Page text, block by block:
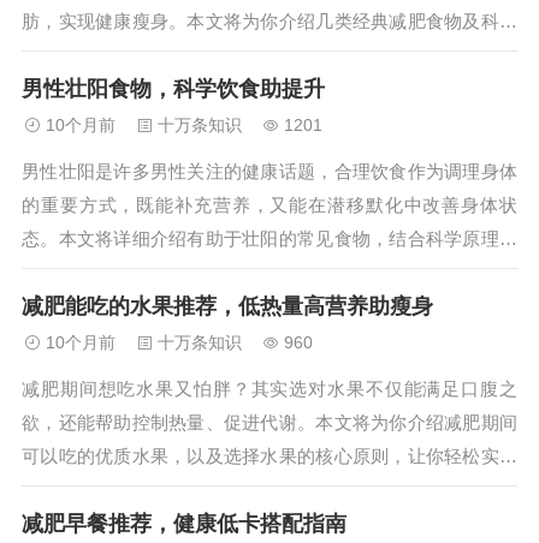
肪，实现健康瘦身。本文将为你介绍几类经典减肥食物及科学
搭配方法，助你高效减肥。...
男性壮阳食物，科学饮食助提升
10个月前 十万条知识 1201
男性壮阳是许多男性关注的健康话题，合理饮食作为调理身体
的重要方式，既能补充营养，又能在潜移默化中改善身体状
态。本文将详细介绍有助于壮阳的常见食物，结合科学原理说
明其作用，并提供科学饮食建议，帮助男性通过饮食调理提升
身体机能。...
减肥能吃的水果推荐，低热量高营养助瘦身
10个月前 十万条知识 960
减肥期间想吃水果又怕胖？其实选对水果不仅能满足口腹之
欲，还能帮助控制热量、促进代谢。本文将为你介绍减肥期间
可以吃的优质水果，以及选择水果的核心原则，让你轻松实现
健康瘦身。...
减肥早餐推荐，健康低卡搭配指南